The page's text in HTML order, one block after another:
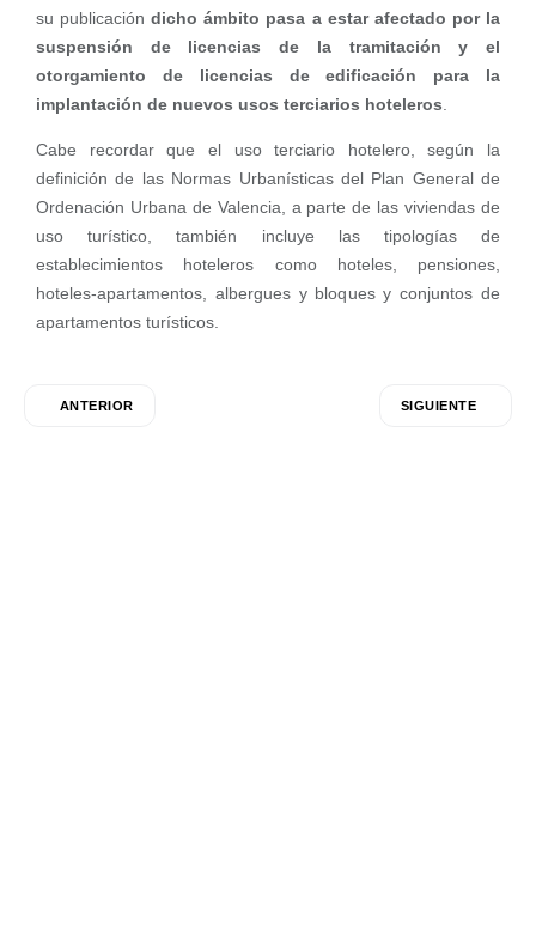
su publicacióndicho ámbito pasa a estar afectado por la
suspensión de licencias de la tramitación y el
otorgamiento de licencias de edificación para la
implantación de nuevos usos terciarios hoteleros
Cabe recordar que el uso terciario hotelero, según la
definición de las Normas Urbanísticas del Plan General de
Ordenación Urbana de Valencia, a parte de las viviendas de
uso turístico, también incluye las tipologías de
establecimientos hoteleros como hoteles, pensiones,
hoteles-apartamentos, albergues y bloques y conjuntos de
apartamentos turísticos.
ANTERIOR SIGUIENTE